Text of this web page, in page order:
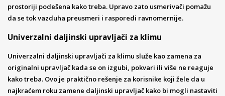
prostoriji podešena kako treba. Upravo zato usmerivači pomažu
da se tok vazduha preusmeri i rasporedi ravnomernije.
Univerzalni daljinski upravljači za klimu
Univerzalni daljinski upravljači za klimu služe kao zamena za
originalni upravljač kada se on izgubi, pokvari ili više ne reaguje
kako treba. Ovo je praktično rešenje za korisnike koji žele da u
najkraćem roku zamene daljinski upravljač kako bi mogli nastaviti